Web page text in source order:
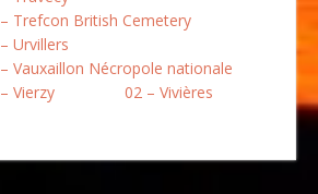
Trefcon British Cemetery
Urvillers
Vauxaillon Nécropole nationale
Vierzy
02 – Vivières